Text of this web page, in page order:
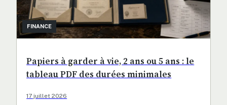
FINANCE
Papiers à garder à vie, 2 ans ou 5 ans : le
tableau PDF des durées minimales
17 juillet 2026